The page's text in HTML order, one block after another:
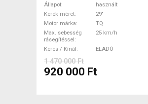
Elektromos Mountain
29" össztelós / fully TQ
használt ELADÓ
Állapot
használt
Kerék méret
29"
Motor márka
TQ
Max. sebesség
rásegítéssel
25 km/h
Keres / Kínál ELADÓ
1 470 000 Ft
920 000 Ft